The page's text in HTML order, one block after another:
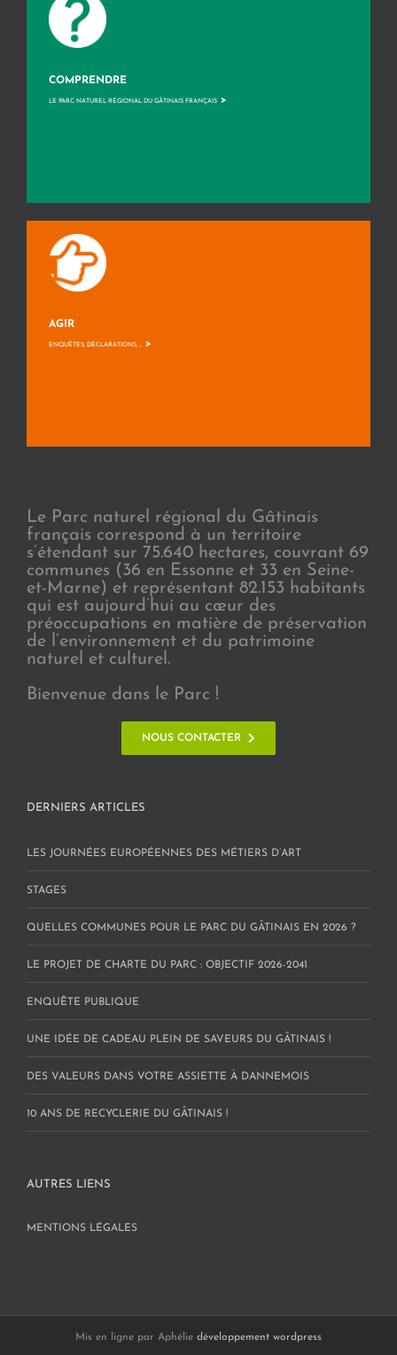
COMPRENDRE
LE PARC NATUREL RÉGIONAL DU GÂTINAIS FRANÇAIS >
AGIR
ENQUÊTES, DÉCLARATIONS, ... >
Le Parc naturel régional du Gâtinais
français correspond à un territoire
s’étendant sur 75.640 hectares, couvrant 69
communes (36 en Essonne et 33 en Seine-
et-Marne) et représentant 82.153 habitants
qui est aujourd’hui au cœur des
préoccupations en matière de préservation
de l’environnement et du patrimoine
naturel et culturel.
Bienvenue dans le Parc !
NOUS CONTACTER
DERNIERS ARTICLES
LES JOURNÉES EUROPÉENNES DES MÉTIERS D’ART
STAGES
QUELLES COMMUNES POUR LE PARC DU GÂTINAIS EN 2026 ?
LE PROJET DE CHARTE DU PARC : OBJECTIF 2026-2041
ENQUÊTE PUBLIQUE
UNE IDÉE DE CADEAU PLEIN DE SAVEURS DU GÂTINAIS !
DES VALEURS DANS VOTRE ASSIETTE À DANNEMOIS
10 ANS DE RECYCLERIE DU GÂTINAIS !
AUTRES LIENS
MENTIONS LÉGALES
Mis en ligne par Aphélie développement wordpress